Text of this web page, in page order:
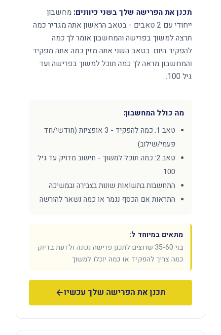
תכנן את הפרישה שלך בשני כיוונים: מחשבון
ייחודי עם 2 טאבים - בטאב הראשון אתה מגדיר כמה
תרצה למשוך בפרישה והמחשבון אומר לך כמה
להפקיד היום. בטאב השני אתה מזין כמה אתה מפקיד
והמחשבון מראה לך כמה תוכל למשוך בפרישה ועד
גיל 100.
מה כולל המחשבון:
טאב 1: כמה להפקיד - 3 אופציות (חודשי/חד
פעמי/שילוב)
טאב 2: כמה תוכל למשוך - חישוב מדויק עד גיל
100
התחשבות בתשואות שונות בצבירה ובמשיכה
התראות אם הכסף נגמר או כמה נשאר להורשה
מתאים במיוחד ל:
בני 35-60 שרוצים לתכנן פרישה נכונה ולדעת בדיוק
כמה צריך להפקיד או כמה יוכלו למשוך
תכנן את הפרישה שלך עכשיו